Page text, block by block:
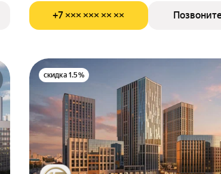
+7 ××× ××× ×× ××
скидка 1.5%